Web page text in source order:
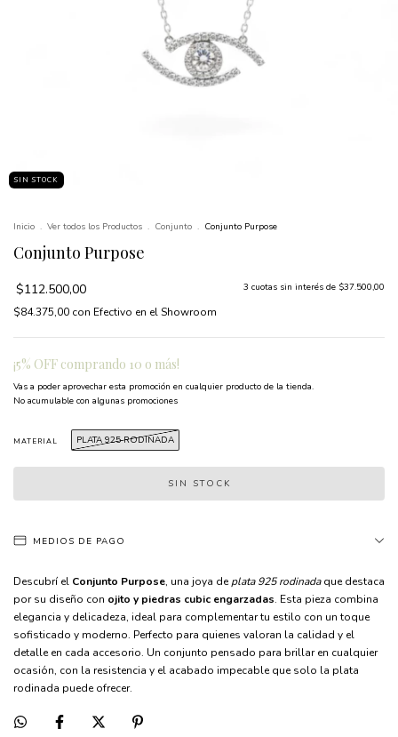
SIN STOCK
Inicio . Ver todos los Productos . Conjunto . Conjunto Purpose
Conjunto Purpose
$112.500,00 3 cuotas sin interés de $37.500,00
$84.375,00 con Efectivo en el Showroom
¡5% OFF comprando 10 o más!
Vas a poder aprovechar esta promoción en cualquier producto de la tienda.
No acumulable con algunas promociones
MATERIAL PLATA 925 RODINADA
MEDIOS DE PAGO
Descubrí el Conjunto Purpose, una joya deplata 925 rodinadaque destaca
por su diseño con ojito y piedras cubic engarzadas. Esta pieza combina
elegancia y delicadeza, ideal para complementar tu estilo con un toque
sofisticado y moderno. Perfecto para quienes valoran la calidad y el
detalle en cada accesorio. Un conjunto pensado para brillar en cualquier
ocasión, con la resistencia y el acabado impecable que solo la plata
rodinada puede ofrecer.